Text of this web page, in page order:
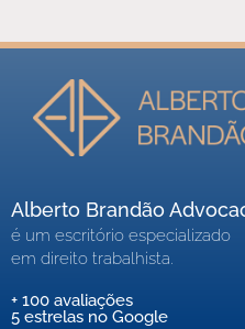
Alberto Brandão
é um escritório especializado
em direito trabalhista.
+ 100 avaliações
5 estrelas no Google